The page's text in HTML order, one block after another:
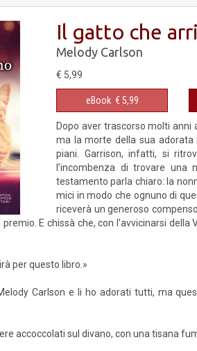
Il gatto che
Melody Carlson
€ 5,99
eBook € 5,99
Dopo aver trascorso molti anni
ma la morte della sua
piani. Garrison, infatti, si
l’incombenza di trovare
testamento parla chiaro: la
mici in modo che ognuno di
riceverà un generoso
E chissà che, con l’avvicinarsi
per questo libro.»
Carlson e li ho adorati tutti, ma
accoccolati sul divano, con una tisana